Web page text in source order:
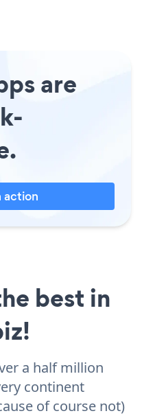
are
action
best in
a half million
continent
of course not)